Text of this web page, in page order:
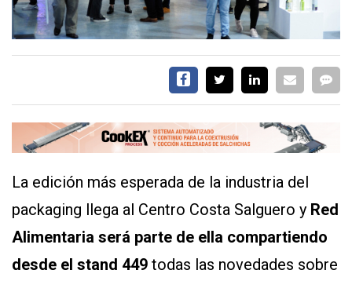
SERVICIOS
CONTÁCTENOS
TÉRMINOS
CONDICIONES
DE
La edición más esperada de la industria del
packaging llega al Centro Costa Salguero y Red
Alimentaria será parte de ella compartiendo
desde el stand 449 todas las novedades sobre